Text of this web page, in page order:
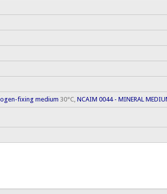
fixing medium 30°C, NCAIM 0044 - MINERAL